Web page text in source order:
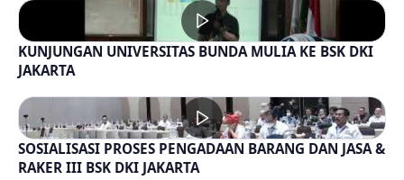
KUNJUNGAN UNIVERSITAS BUNDA MULIA KE BSK DKI
JAKARTA
SOSIALISASI PROSES PENGADAAN BARANG DAN JASA &
RAKER III BSK DKI JAKARTA